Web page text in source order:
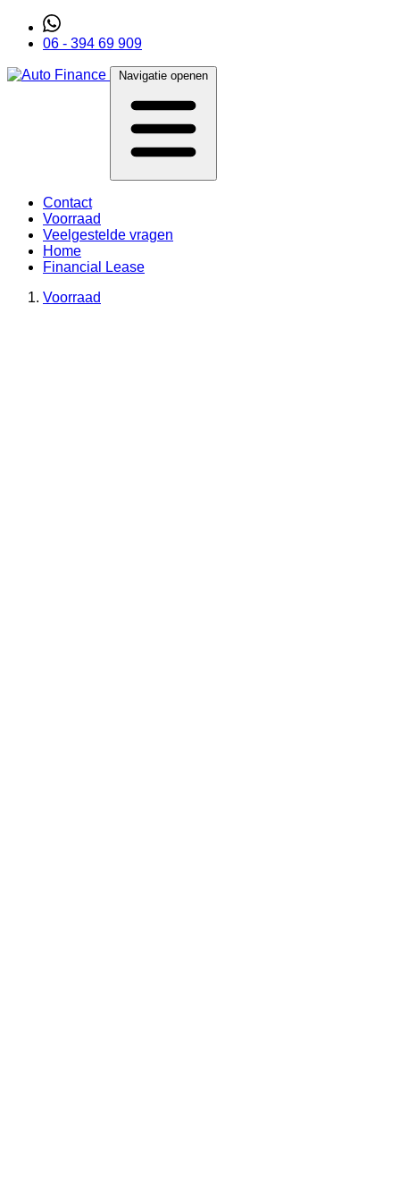
06 - 394 69 909
Navigatie openen
Contact
Voorraad
Veelgestelde vragen
Home
Financial Lease
Voorraad